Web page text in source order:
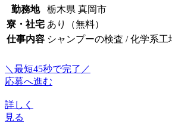
勤務地
栃木県 真岡市
寮・社宅 あり（無料）
仕事内容 シャンプーの検査 / 化学系工
＼最短45秒で完了／
応募へ進む
詳しく
見る